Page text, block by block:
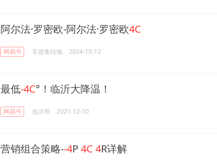
阿尔法·罗密欧-阿尔法·罗密欧4C
网易号 车迷集结地 2024-10-12
最低-4C°！临沂大降温！
网易号 临沂帮 2021-12-10
营销组合策略--4P 4C 4R详解